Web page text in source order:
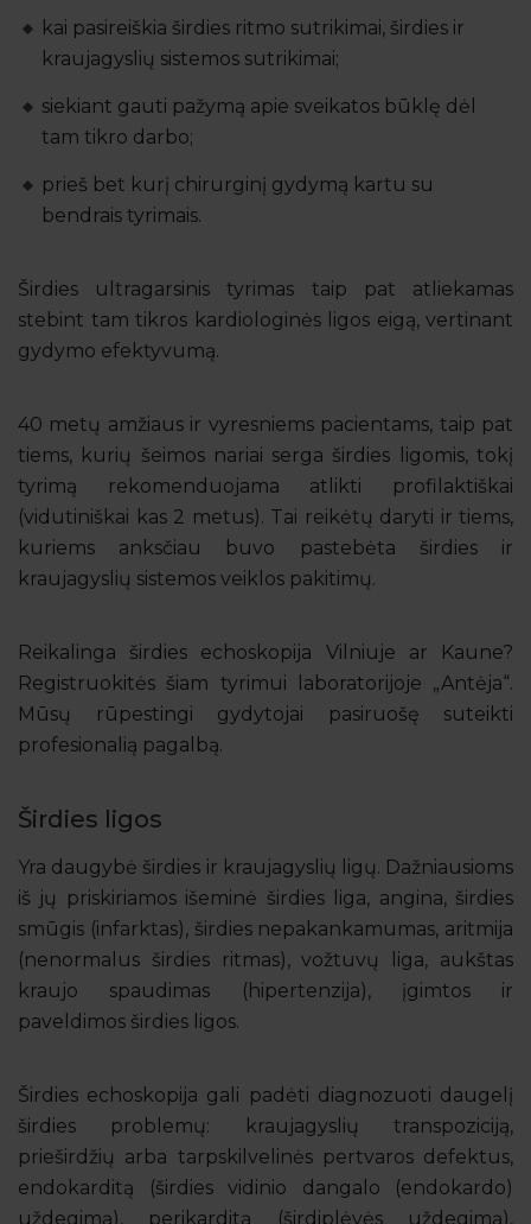
kai pasireiškia širdies ritmo sutrikimai, širdies ir
kraujagyslių sistemos sutrikimai;
siekiant gauti pažymą apie sveikatos būklę dėl
tam tikro darbo;
prieš bet kurį chirurginį gydymą kartu su
bendrais tyrimais.
Širdies ultragarsinis tyrimas taip pat atliekamas
stebint tam tikros kardiologinės ligos eigą, vertinant
gydymo efektyvumą.
40 metų amžiaus ir vyresniems pacientams, taip pat
tiems, kurių šeimos nariai serga širdies ligomis, tokį
tyrimą rekomenduojama atlikti profilaktiškai
(vidutiniškai kas 2 metus). Tai reikėtų daryti ir tiems,
kuriems anksčiau buvo pastebėta širdies ir
kraujagyslių sistemos veiklos pakitimų.
Reikalinga širdies echoskopija Vilniuje ar Kaune?
Registruokitės šiam tyrimui laboratorijoje „Antėja“.
Mūsų rūpestingi gydytojai pasiruošę suteikti
profesionalią pagalbą.
Širdies ligos
Yra daugybė širdies ir kraujagyslių ligų. Dažniausioms
iš jų priskiriamos išeminė širdies liga, angina, širdies
smūgis (infarktas), širdies nepakankamumas, aritmija
(nenormalus širdies ritmas), vožtuvų liga, aukštas
kraujo spaudimas (hipertenzija), įgimtos ir
paveldimos širdies ligos.
Širdies echoskopija gali padėti diagnozuoti daugelį
širdies problemų: kraujagyslių transpoziciją,
prieširdžių arba tarpskilvelinės pertvaros defektus,
endokarditą (širdies vidinio dangalo (endokardo)
uždegimą), perikarditą (širdiplėvės uždegimą),